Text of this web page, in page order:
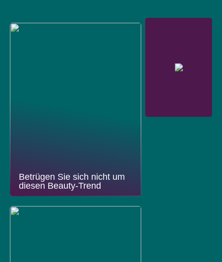
Betrügen Sie sich nicht um
diesen Beauty-Trend